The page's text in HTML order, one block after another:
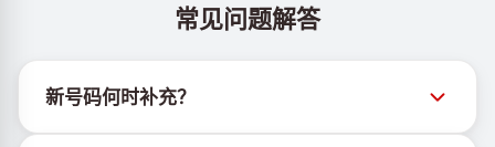
常见问题解答
新号码何时补充？